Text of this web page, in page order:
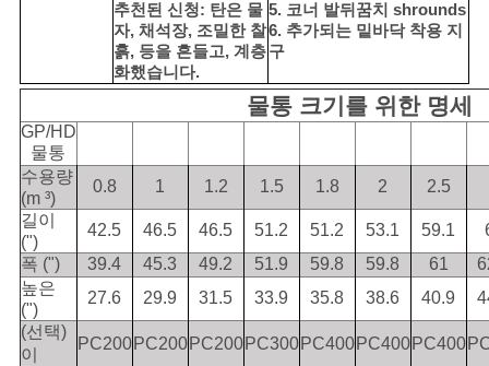
추천된 신청: 탄은 물
자, 채석장, 조밀한 찰
흙, 등을 흔들고, 계층
화했습니다.
5. 코너 발뒤꿈치 shrounds
6. 추가되는 밑바닥 착용 지
구
물통 크기를 위한 명세
GP/HD
물통
수용량
(m ³)
0.8 1 1.2 1.5 1.8 2
2.5
길이
(")
42.5 46.5 46.5 51.2 51.2 53.1 59.1
폭 (")
39.4 45.3 49.2 51.9 59.8 59.8 61
높은
(")
27.6 29.9 31.5 33.9 35.8 38.6 40.9
(선택)
이
PC200PC200PC200PC300PC400PC400PC400